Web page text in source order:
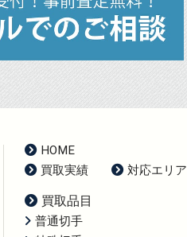
HOME
買取実績
対応エリア
買取品目
普通切手